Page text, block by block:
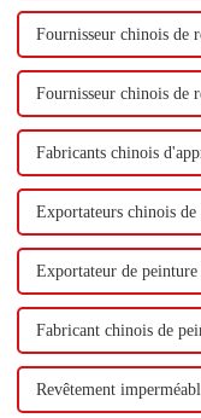
Fournisseur chinois de
Fournisseur chinois de
Fabricants chinois
Exportateurs chinois
Exportateur de
Fabricant chinois de
Revêtement